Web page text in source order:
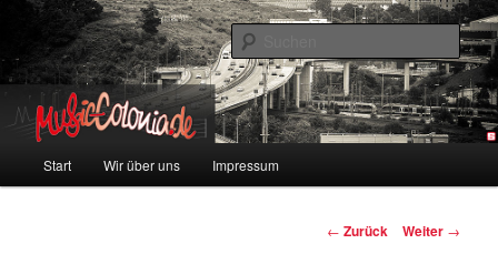
wechseln
music-colonia
Colonia und Musik!
Start Wir über uns Impressum
Beitragsnavigation
← Zurück Weiter →